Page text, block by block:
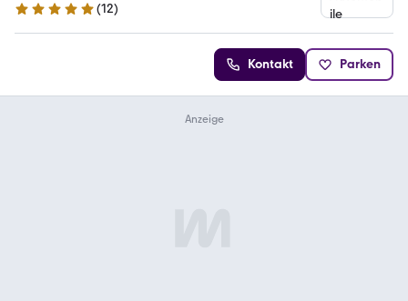
5 Sterne
(12)
Kontakt Parken